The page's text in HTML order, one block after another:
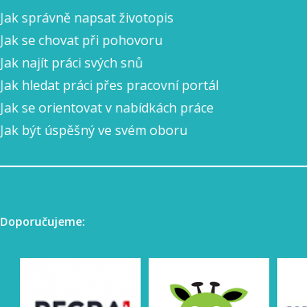
Jak správně napsat životopis
Jak se chovat při pohovoru
Jak najít práci svých snů
Jak hledat práci přes pracovní portál
Jak se orientovat v nabídkách práce
Jak být úspěšný ve svém oboru
Doporučujeme: